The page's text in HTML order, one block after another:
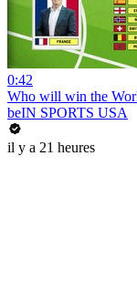
0:42
Who will win the
beIN SPORTS USA
il y a 21 heures